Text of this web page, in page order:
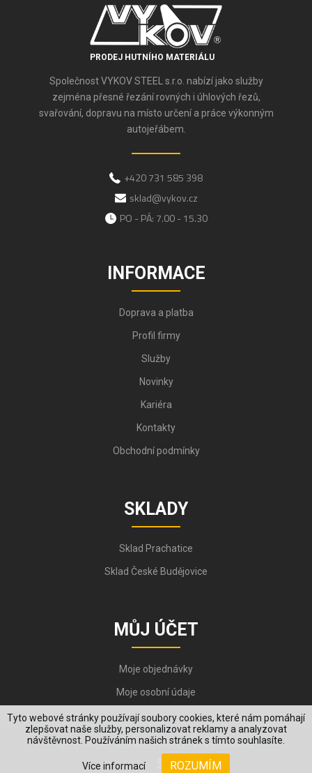
Tyto webové stránky používají soubory cookies, které nám pomáhají
zlepšovat naše služby, personalizovat reklamy a analyzovat
návštěvnost. Používáním našich stránek s tímto souhlasíte.
Více informací ROZUMÍM
PRODEJ HUTNÍHO MATERIÁLU
Společnost VYKOV STEEL s.r.o. nabízí jako služby
zejména přesné řezání rovných i úhlových řezů,
svařování, dopravu na místo určení a práce výkonným
autojeřábem.
+420 731 585 398
sklad@vykov.cz
PO - PÁ: 7.00 - 15.30
INFORMACE
Doprava a platba
Profil firmy
Služby
Novinky
Kariéra
Kontakty
Obchodní podmínky
SKLADY
Sklad Prachatice
Sklad České Budějovice
MŮJ ÚČET
Moje objednávky
Moje osobní údaje
Copyright © 2006-2026, VYKOV STEEL s.r.o. All Rights Reserved.
Created by